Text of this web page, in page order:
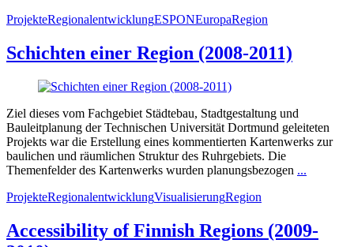
ProjekteRegionalentwicklungESPONEuropaRegion
Schichten einer Region (2008-2011)
Ziel dieses vom Fachgebiet Städtebau, Stadtgestaltung und
Bauleitplanung der Technischen Universität Dortmund geleiteten
Projekts war die Erstellung eines kommentierten Kartenwerks zur
baulichen und räumlichen Struktur des Ruhrgebiets. Die
Themenfelder des Kartenwerks wurden planungsbezogen ...
ProjekteRegionalentwicklungVisualisierungRegion
Accessibility of Finnish Regions (2009-